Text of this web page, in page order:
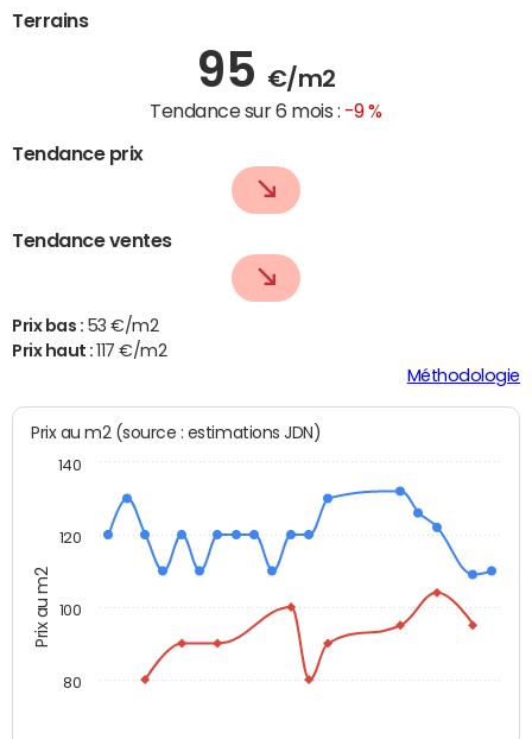
Terrains
95 €/m2
Tendance sur 6 mois : -9 %
Tendance prix
Tendance ventes
Prix bas : 53 €/m2
Prix haut :
117 €/m2
Méthodologie
Prix au m2
Prix au m2 (source : estimations JDN)
80
100
120
140